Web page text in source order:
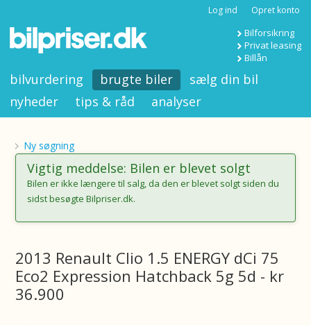
Log ind Opret konto
Bilforsikring
Privat leasing
Billån
bilvurdering brugte biler
sælg din bil
nyheder
tips & råd analyser
Ny søgning
Vigtig meddelse: Bilen er blevet solgt
Bilen er ikke længere til salg, da den er blevet solgt siden du
sidst besøgte Bilpriser.dk.
2013 Renault Clio 1.5 ENERGY dCi 75
Eco2 Expression Hatchback 5g 5d - kr
36.900